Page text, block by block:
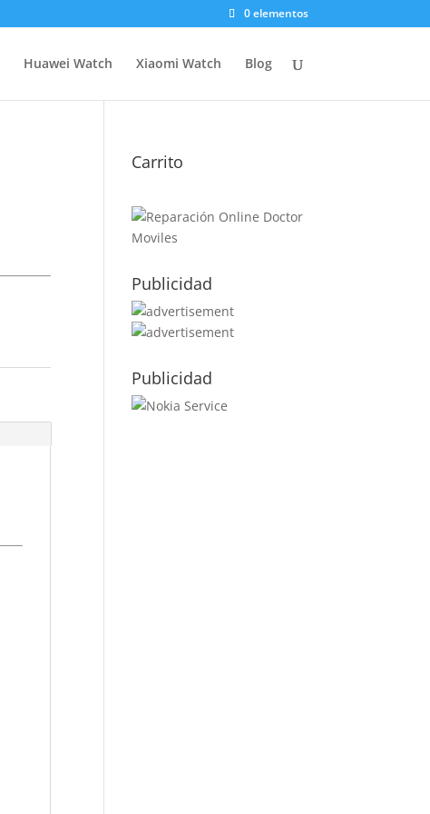
0 elementos
Huawei Watch Xiaomi Watch Blog
Carrito
Publicidad
Publicidad